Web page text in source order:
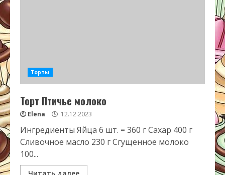
Торты
Торт Птичье молоко
Elena 12.12.2023
Ингредиенты Яйца 6 шт. = 360 г Сахар 400 г
Сливочное масло 230 г Сгущенное молоко
100...